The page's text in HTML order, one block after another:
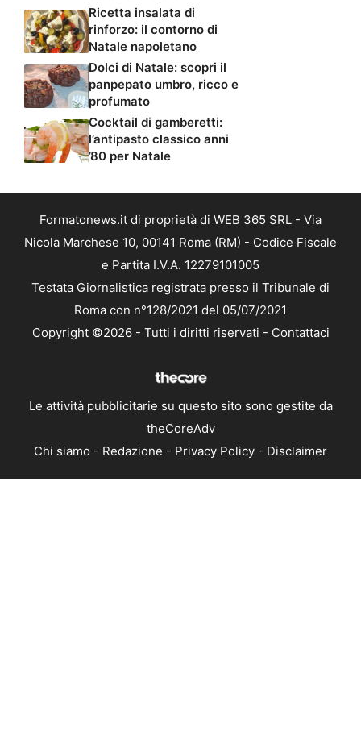
Ricetta insalata di
rinforzo: il contorno di
Natale napoletano
Dolci di Natale: scopri il
panpepato umbro, ricco e
profumato
Cocktail di gamberetti:
l’antipasto classico anni
’80 per Natale
Formatonews.it di proprietà di WEB 365 SRL - Via
Nicola Marchese 10, 00141 Roma (RM) - Codice Fiscale
e Partita I.V.A. 12279101005
Testata Giornalistica registrata presso il Tribunale di
Roma con n°128/2021 del 05/07/2021
Copyright ©2026 - Tutti i diritti riservati - Contattaci
Le attività pubblicitarie su questo sito sono gestite da
theCoreAdv
Chi siamo - Redazione - Privacy Policy - Disclaimer